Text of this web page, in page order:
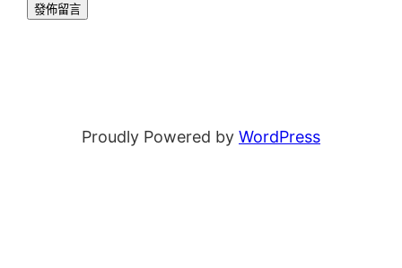
Proudly Powered by WordPress